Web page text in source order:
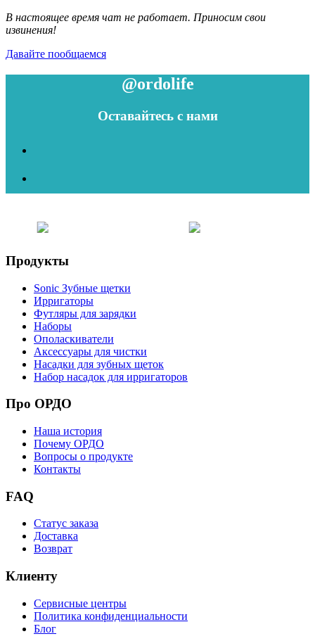
В настоящее время чат не работает. Приносим свои
извинения!
Давайте пообщаемся
@ordolife
Оставайтесь с нами
Продукты
Sonic Зубные щетки
Ирригаторы
Футляры для зарядки
Наборы
Ополаскиватели
Аксессуары для чистки
Насадки для зубных щеток
Набор насадок для ирригаторов
Про ОРДО
Наша история
Почему ОРДО
Вопросы о продукте
Контакты
FAQ
Статус заказа
Доставка
Возврат
Клиенту
Сервисные центры
Политика конфиденциальности
Блог